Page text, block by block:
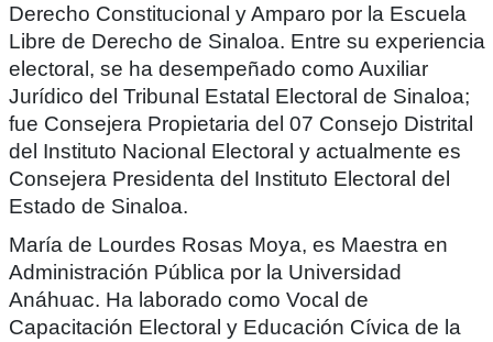
Derecho Constitucional y Amparo por la Escuela
Libre de Derecho de Sinaloa. Entre su experiencia
electoral, se ha desempeñado como Auxiliar
Jurídico del Tribunal Estatal Electoral de Sinaloa;
fue Consejera Propietaria del 07 Consejo Distrital
del Instituto Nacional Electoral y actualmente es
Consejera Presidenta del Instituto Electoral del
Estado de Sinaloa.
María de Lourdes Rosas Moya, es Maestra en
Administración Pública por la Universidad
Anáhuac. Ha laborado como Vocal de
Capacitación Electoral y Educación Cívica de la